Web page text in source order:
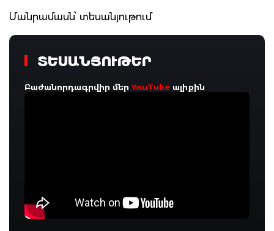
Մանրամասն՝ տեսանյութում
ՏԵՍԱՆՅՈՒԹԵՐ
Բաժանորդագրվիր մերYouTube ալիքին